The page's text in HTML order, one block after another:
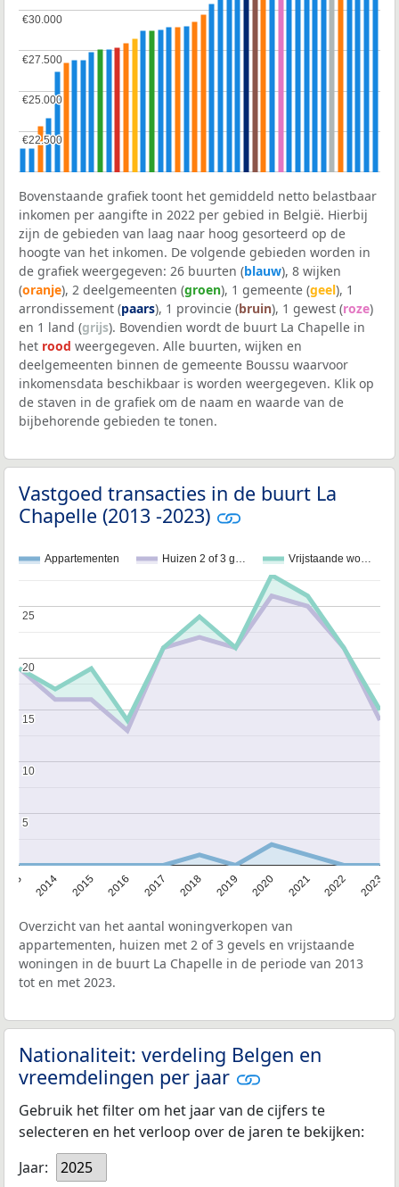
€22.500
€22.500
€25.000
€25.000
€27.500
€27.500
€30.000
€30.000
Bovenstaande grafiek toont het gemiddeld netto belastbaar
inkomen per aangifte in 2022 per gebied in België. Hierbij
zijn de gebieden van laag naar hoog gesorteerd op de
hoogte van het inkomen. De volgende gebieden worden in
de grafiek weergegeven: 26 buurten (blauw), 8 wijken
(oranje), 2 deelgemeenten (groen), 1 gemeente (geel), 1
arrondissement (paars), 1 provincie (bruin), 1 gewest (roze)
en 1 land (grijs). Bovendien wordt de buurt La Chapelle in
het rood weergegeven. Alle buurten, wijken en
deelgemeenten binnen de gemeente Boussu waarvoor
inkomensdata beschikbaar is worden weergegeven. Klik op
de staven in de grafiek om de naam en waarde van de
bijbehorende gebieden te tonen.
Vastgoed transacties in de buurt La
Chapelle (2013 -2023)
Appartementen Huizen 2 of 3 g… Vrijstaande wo…
2014 2015 2016 2017 2018 2019 2020 2021 2022 2023
5
5
10
10
15
15
20
20
25
25
Overzicht van het aantal woningverkopen van
appartementen, huizen met 2 of 3 gevels en vrijstaande
woningen in de buurt La Chapelle in de periode van 2013
tot en met 2023.
Nationaliteit: verdeling Belgen en
vreemdelingen per jaar
Gebruik het filter om het jaar van de cijfers te
selecteren en het verloop over de jaren te bekijken:
Jaar:
2025